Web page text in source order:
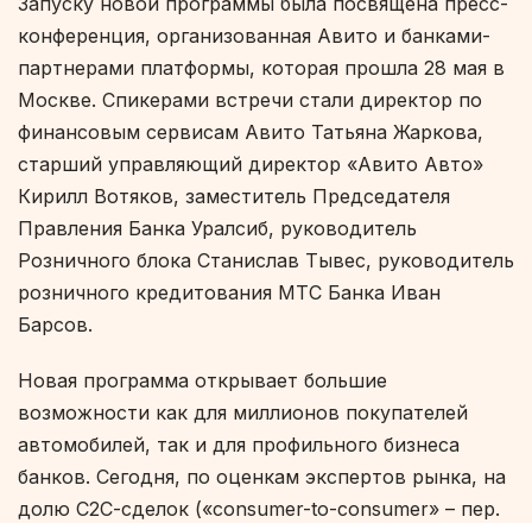
конференция, организованная Авито и банками-
партнерами платформы, которая прошла 28 мая в
Москве. Спикерами встречи стали директор по
финансовым сервисам Авито Татьяна Жаркова,
старший управляющий директор «Авито Авто»
Кирилл Вотяков, заместитель Председателя
Правления Банка Уралсиб, руководитель
Розничного блока Станислав Тывес, руководитель
розничного кредитования МТС Банка Иван
Барсов.
Новая программа открывает большие
возможности как для миллионов покупателей
автомобилей, так и для профильного бизнеса
банков. Сегодня, по оценкам экспертов рынка, на
долю С2С-сделок («consumer-to-consumer» – пер.